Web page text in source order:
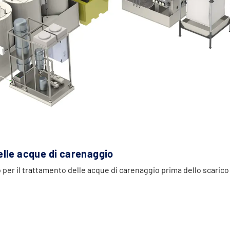
acque di carenaggio
il trattamento delle acque di carenaggio prima dello scarico